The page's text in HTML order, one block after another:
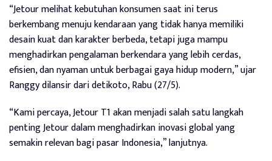
“Jetour melihat kebutuhan konsumen saat ini terus
berkembang menuju kendaraan yang tidak hanya memiliki
desain kuat dan karakter berbeda, tetapi juga mampu
menghadirkan pengalaman berkendara yang lebih cerdas,
efisien, dan nyaman untuk berbagai gaya hidup modern,” ujar
Ranggy dilansir dari detikoto, Rabu (27/5).
“Kami percaya, Jetour T1 akan menjadi salah satu langkah
penting Jetour dalam menghadirkan inovasi global yang
semakin relevan bagi pasar Indonesia,” lanjutnya.